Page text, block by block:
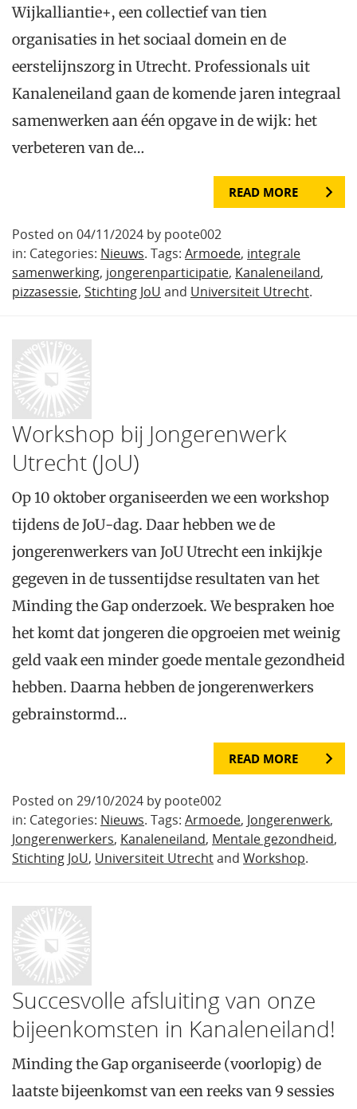
Wijkalliantie+, een collectief van tien
organisaties in het sociaal domein en de
eerstelijnszorg in Utrecht. Professionals uit
Kanaleneiland gaan de komende jaren integraal
samenwerken aan één opgave in de wijk: het
verbeteren van de…
READ MORE
Posted on 04/11/2024 by poote002
in: Categories: Nieuws. Tags: Armoede, integrale
samenwerking, jongerenparticipatie, Kanaleneiland,
pizzasessie, Stichting JoU and Universiteit Utrecht.
Workshop bij Jongerenwerk
Utrecht (JoU)
Op 10 oktober organiseerden we een workshop
tijdens de JoU-dag. Daar hebben we de
jongerenwerkers van JoU Utrecht een inkijkje
gegeven in de tussentijdse resultaten van het
Minding the Gap onderzoek. We bespraken hoe
het komt dat jongeren die opgroeien met weinig
geld vaak een minder goede mentale gezondheid
hebben. Daarna hebben de jongerenwerkers
gebrainstormd…
READ MORE
Posted on 29/10/2024 by poote002
in: Categories: Nieuws. Tags: Armoede, Jongerenwerk,
Jongerenwerkers, Kanaleneiland, Mentale gezondheid,
Stichting JoU, Universiteit Utrechtand Workshop.
Succesvolle afsluiting van onze
bijeenkomsten in Kanaleneiland!
Minding the Gap organiseerde (voorlopig) de
laatste bijeenkomst van een reeks van 9 sessies